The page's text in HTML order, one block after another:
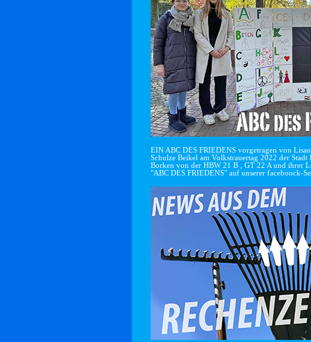
EIN ABC DES FRIEDENS vorgetragen von
Schulze Beikel am Volkstrauertag 2022 der
Borken von der HBW 21 B , GT 22 A und ihrer
"ABC DES FRIEDENS" auf unserer faceboock-